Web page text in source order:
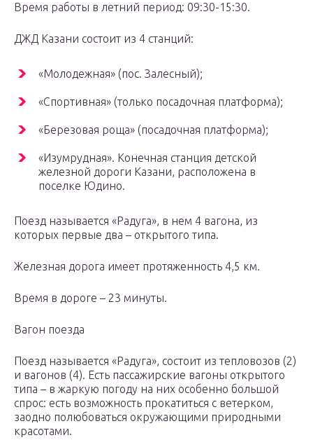
Время работы в летний период: 09:30-15:30.
ДЖД Казани состоит из 4 станций:
«Молодежная» (пос. Залесный);
«Спортивная» (только посадочная платформа);
«Березовая роща» (посадочная платформа);
«Изумрудная». Конечная станция детской
железной дороги Казани, расположена в
поселке Юдино.
Поезд называется «Радуга», в нем 4 вагона, из
которых первые два – открытого типа.
Железная дорога имеет протяженность 4,5 км.
Время в дороге – 23 минуты.
Вагон поезда
Поезд называется «Радуга», состоит из тепловозов (2)
и вагонов (4). Есть пассажирские вагоны открытого
типа – в жаркую погоду на них особенно большой
спрос: есть возможность прокатиться с ветерком,
заодно полюбоваться окружающими природными
красотами.